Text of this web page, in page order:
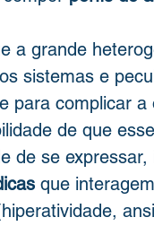
a grande
sistemas e
para complicar
de que
de se
que